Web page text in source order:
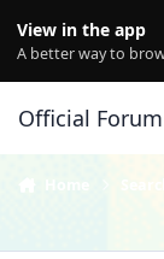
View in the app
A better way to
Official
Home